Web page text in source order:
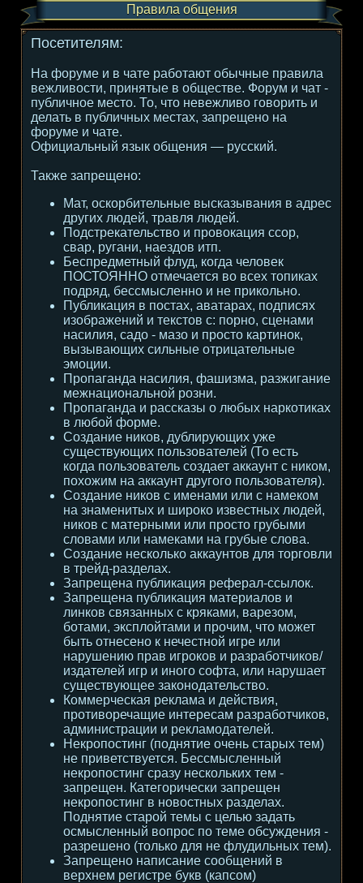
Правила общения
Посетителям:
На форуме и в чате работают обычные правила
вежливости, принятые в обществе. Форум и чат -
публичное место. То, что невежливо говорить и
делать в публичных местах, запрещено на
форуме и чате.
Официальный язык общения — русский.
Также запрещено:
Мат, оскорбительные высказывания в адрес
других людей, травля людей.
Подстрекательство и провокация ссор,
свар, ругани, наездов итп.
Беспредметный флуд, когда человек
ПОСТОЯННО отмечается во всех топиках
подряд, бессмысленно и не прикольно.
Публикация в постах, аватарах, подписях
изображений и текстов с: порно, сценами
насилия, садо - мазо и просто картинок,
вызывающих сильные отрицательные
эмоции.
Пропаганда насилия, фашизма, разжигание
межнациональной розни.
Пропаганда и рассказы о любых наркотиках
в любой форме.
Создание ников, дублирующих уже
существующих пользователей (То есть
когда пользователь создает аккаунт с ником,
похожим на аккаунт другого пользователя).
Создание ников с именами или с намеком
на знаменитых и широко известных людей,
ников с матерными или просто грубыми
словами или намеками на грубые слова.
Создание несколько аккаунтов для торговли
в трейд-разделах.
Запрещена публикация реферал-ссылок.
Запрещена публикация материалов и
линков связанных с кряками, варезом,
ботами, эксплойтами и прочим, что может
быть отнесено к нечестной игре или
нарушению прав игроков и разработчиков/
издателей игр и иного софта, или нарушает
существующее законодательство.
Коммерческая реклама и действия,
противоречащие интересам разработчиков,
администрации и рекламодателей.
Некропостинг (поднятие очень старых тем)
не приветствуется. Бессмысленный
некропостинг сразу нескольких тем -
запрещен. Категорически запрещен
некропостинг в новостных разделах.
Поднятие старой темы с целью задать
осмысленный вопрос по теме обсуждения -
разрешено (только для не флудильных тем).
Запрещено написание сообщений в
верхнем регистре букв (капсом)